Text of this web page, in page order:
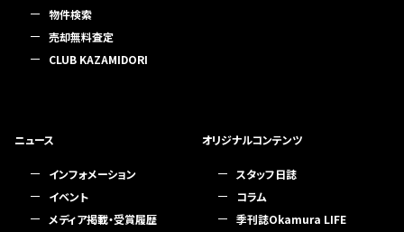
物件検索
売却無料査定
CLUB KAZAMIDORI
ニュース
インフォメーション
イベント
メディア掲載・受賞履歴
オリジナルコンテンツ
スタッフ日誌
コラム
季刊誌Okamura LIFE